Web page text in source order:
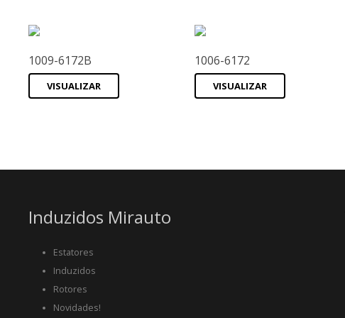
1009-6172B
VISUALIZAR
1006-6172
VISUALIZAR
Induzidos Mirauto
Estatores
Induzidos
Rotores
Novidades!